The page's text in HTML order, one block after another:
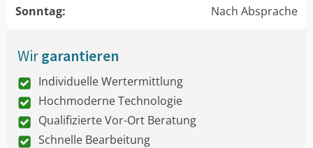
Sonntag:
Nach Absprache
Wirgarantieren
Individuelle Wertermittlung
Hochmoderne Technologie
Qualifizierte Vor-Ort Beratung
Schnelle Bearbeitung